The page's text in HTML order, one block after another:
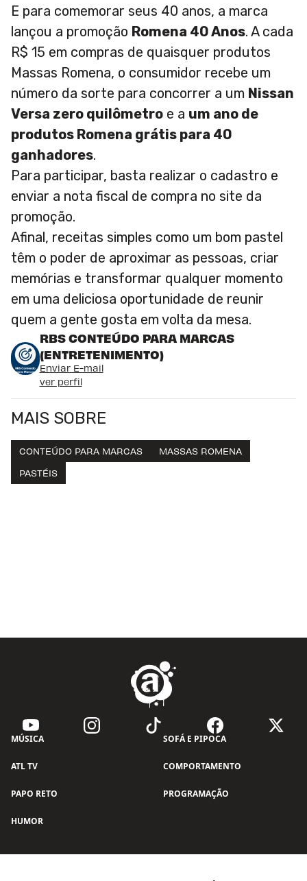
E para comemorar seus 40 anos, a marca
lançou a promoção Romena 40 Anos. A cada
R$ 15 em compras de quaisquer produtos
Massas Romena, o consumidor recebe um
número da sorte para concorrer a um Nissan
Versa zero quilômetro e a um ano de
produtos Romena grátis para 40
ganhadores.
Para participar, basta realizar o cadastro e
enviar a nota fiscal de compra no site da
promoção.
Afinal, receitas simples como um bom pastel
têm o poder de aproximar as pessoas, criar
memórias e transformar qualquer momento
em uma deliciosa oportunidade de reunir
quem a gente gosta em volta da mesa.
RBS CONTEÚDO PARA MARCAS
(ENTRETENIMENTO)
Enviar E-mail
ver perfil
MAIS SOBRE
CONTEÚDO PARA MARCAS
MASSAS ROMENA
PASTÉIS
MÚSICA SOFÁ E PIPOCA
ATL TV COMPORTAMENTO
PAPO RETO PROGRAMAÇÃO
HUMOR